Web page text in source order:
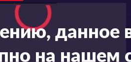
данное
на нашем